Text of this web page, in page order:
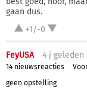
gaan dus.
+1/-0
FeyUSA 4 j geleden
14 nieuwsreacties
geen opstelling